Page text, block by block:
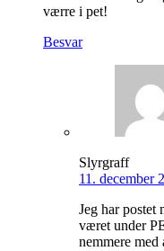
værre i pet!
Besvar
Slyrgraff
11. december
Jeg har postet
været under
nemmere med